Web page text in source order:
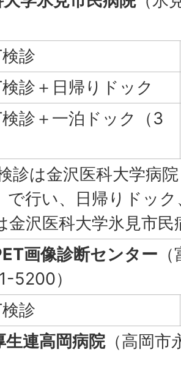
診
検診＋日帰りドック
検診＋一泊ドック（3
診は金沢医科大学病
で行い、日帰りドッ
金沢医科大学氷見市
画像診断センター
5200）
診
生連高岡病院（高岡市